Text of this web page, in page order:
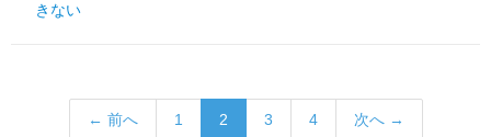
きない
← 前へ 1 2 3 4 次へ →